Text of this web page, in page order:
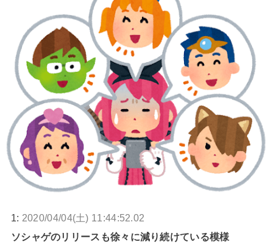
1: 2020/04/04(土) 11:44:52.02
ソシャゲのリリースも徐々に減り続けている模様